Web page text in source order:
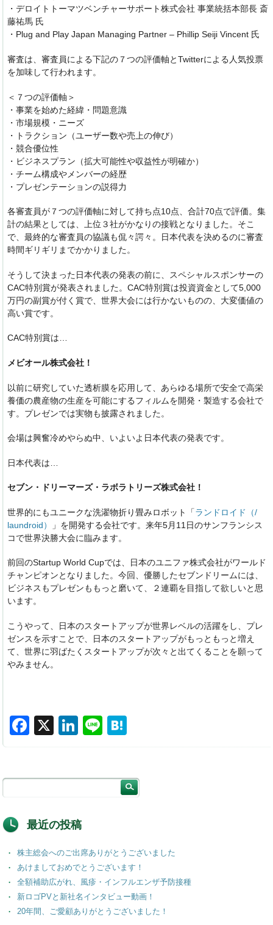
・デロイトトーマツベンチャーサポート株式会社 事業統括本部長 斎
藤祐馬 氏
・Plug and Play Japan Managing Partner – Phillip Seiji Vincent 氏
審査は、審査員による下記の７つの評価軸とTwitterによる人気投票
を加味して行われます。
＜７つの評価軸＞
・事業を始めた経緯・問題意識
・市場規模・ニーズ
・トラクション（ユーザー数や売上の伸び）
・競合優位性
・ビジネスプラン（拡大可能性や収益性が明確か）
・チーム構成やメンバーの経歴
・プレゼンテーションの説得力
各審査員が７つの評価軸に対して持ち点10点、合計70点で評価。集
計の結果としては、上位３社がかなりの接戦となりました。そこ
で、最終的な審査員の協議も侃々諤々。日本代表を決めるのに審査
時間ギリギリまでかかりました。
そうして決まった日本代表の発表の前に、スペシャルスポンサーの
CAC特別賞が発表されました。CAC特別賞は投資資金として5,000
万円の副賞が付く賞で、世界大会には行かないものの、大変価値の
高い賞です。
CAC特別賞は…
メビオール株式会社！
以前に研究していた透析膜を応用して、あらゆる場所で安全で高栄
養価の農産物の生産を可能にするフィルムを開発・製造する会社で
す。プレゼンでは実物も披露されました。
会場は興奮冷めやらぬ中、いよいよ日本代表の発表です。
日本代表は…
セブン・ドリーマーズ・ラボラトリーズ株式会社！
世界的にもユニークな洗濯物折り畳みロボット「ランドロイド（/
laundroid）
」を開発する会社です。来年5月11日のサンフランシス
コで世界決勝大会に臨みます。
前回のStartup World Cupでは、日本のユニファ株式会社がワールド
チャンピオンとなりました。今回、優勝したセブンドリームには、
ビジネスもプレゼンももっと磨いて、２連覇を目指して欲しいと思
います。
こうやって、日本のスタートアップが世界レベルの活躍をし、プレ
ゼンスを示すことで、日本のスタートアップがもっともっと増え
て、世界に羽ばたくスタートアップが次々と出てくることを願って
やみません。
F
e
o
o
k
X
Li
e
n
Li
n
最近の投稿
株主総会へのご出席ありがとうございました
あけましておめでとうございます！
全額補助広がれ、風疹・インフルエンザ予防接種
新ロゴPVと新社名インタビュー動画！
20年間、ご愛顧ありがとうございました！